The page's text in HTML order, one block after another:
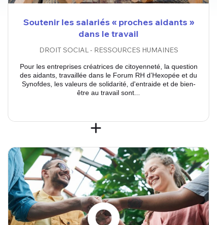
Soutenir les salariés « proches aidants »
dans le travail
DROIT SOCIAL - RESSOURCES HUMAINES
Pour les entreprises créatrices de citoyenneté, la question
des aidants, travaillée dans le Forum RH d’Hexopée et du
Synofdes, les valeurs de solidarité, d'entraide et de bien-
être au travail sont...